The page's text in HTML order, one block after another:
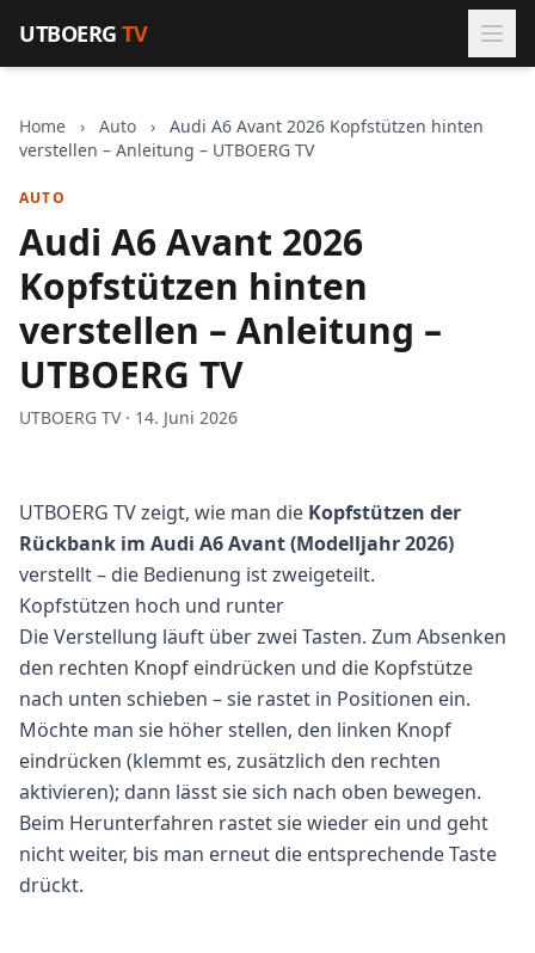
UTBOERGTV
Home › Auto ›
Audi A6 Avant 2026 Kopfstützen hinten
verstellen – Anleitung – UTBOERG TV
AUTO
Audi A6 Avant 2026
Kopfstützen hinten
verstellen – Anleitung –
UTBOERG TV
UTBOERG TV · 14. Juni 2026
UTBOERG TV zeigt, wie man die Kopfstützen der
Rückbank im Audi A6 Avant (Modelljahr 2026)
verstellt – die Bedienung ist zweigeteilt.
Kopfstützen hoch und runter
Die Verstellung läuft über zwei Tasten. Zum Absenken
den rechten Knopf eindrücken und die Kopfstütze
nach unten schieben – sie rastet in Positionen ein.
Möchte man sie höher stellen, den linken Knopf
eindrücken (klemmt es, zusätzlich den rechten
aktivieren); dann lässt sie sich nach oben bewegen.
Beim Herunterfahren rastet sie wieder ein und geht
nicht weiter, bis man erneut die entsprechende Taste
drückt.